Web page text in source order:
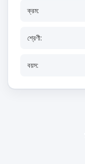
ক্রম:
শ্রেণী:
বয়স: